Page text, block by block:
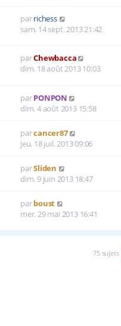
parrichess
sam. 14 sept. 2013 21:42
parChewbacca
dim. 18 août 2013 10:03
parPONPON
dim. 4 août 2013 15:58
parcancer87
jeu. 18 juil. 2013 09:06
parSliden
dim. 9 juin 2013 18:47
parboust
mer. 29 mai 2013 16:41
75 sujets